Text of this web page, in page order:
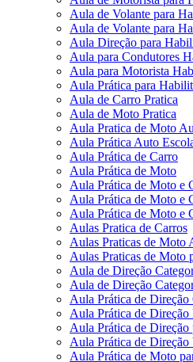
Aula de Volante para
Aula de Volante para
Aula Direção para
Aula para Condutores
Aula para Motorista
Aula Prática para
Aula de Carro Pratica
Aula de Moto Pratica
Aula Pratica de Moto
Aula Prática Auto
Aula Prática de Carro
Aula Prática de Moto
Aula Prática de Moto e
Aula Prática de Moto e
Aula Prática de Moto e
Aulas Pratica de Carros
Aulas Praticas de Moto
Aulas Praticas de Moto
Aula de Direção
Aula de Direção
Aula Prática de Direção
Aula Prática de
Aula Prática de Direção
Aula Prática de Direção
Aula Prática de Moto